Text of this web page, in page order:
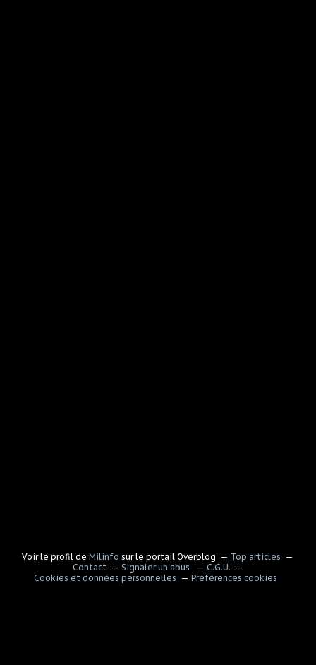
Voir le profil deMilinfo sur le portail Overblog
Top articles
Contact
Signaler un abus
C.G.U.
Cookies et données personnelles
Préférences cookies